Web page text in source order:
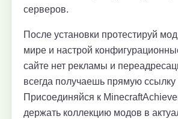
серверов.
После установки протестируй
мире и настрой
сайте нет рекламы и
всегда получаешь прямую ссылку
Присоединяйся к
держать коллекцию модов в